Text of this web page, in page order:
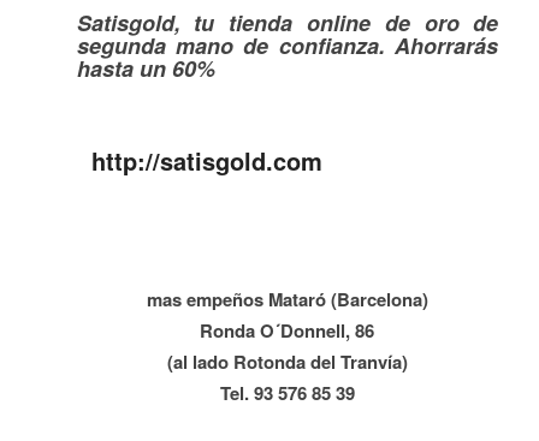
Satisgold, tu tienda online de oro de
segunda mano de confianza. Ahorrarás
hasta un 60%
http://satisgold.com
mas empeños Mataró (Barcelona)
Ronda O´Donnell, 86
(al lado Rotonda del Tranvía)
Tel. 93 576 85 39